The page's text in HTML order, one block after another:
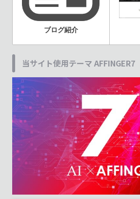
ブログ紹介
当サイト使用テーマ AFFINGER7